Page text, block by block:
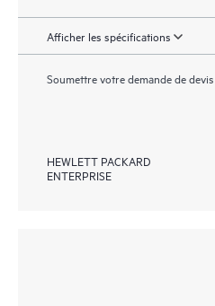
Afficher les spécifications
Soumettre votre demande de
HEWLETT PACKARD
ENTERPRISE